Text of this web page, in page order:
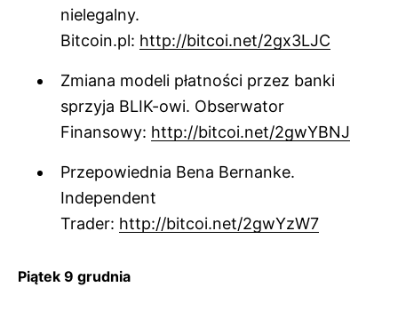
nielegalny.
Bitcoin.pl: http://bitcoi.net/2gx3LJC
Zmiana modeli płatności przez banki
sprzyja BLIK-owi. Obserwator
Finansowy: http://bitcoi.net/2gwYBNJ
Przepowiednia Bena Bernanke.
Independent
Trader: http://bitcoi.net/2gwYzW7
Piątek 9 grudnia